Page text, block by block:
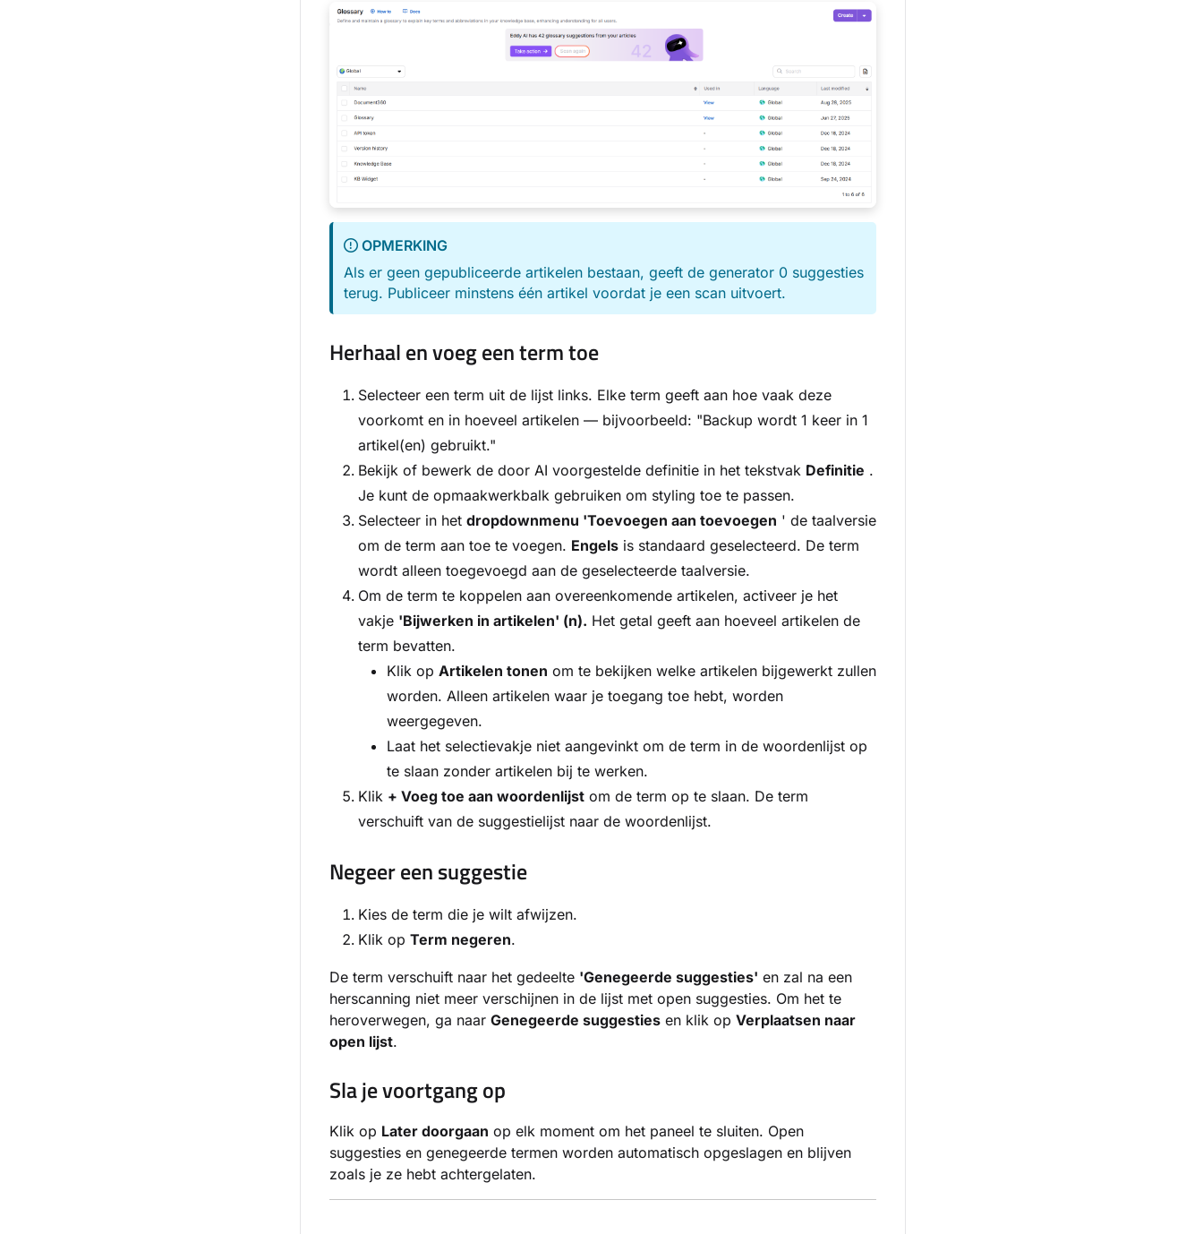
OPMERKING
Als er geen gepubliceerde artikelen bestaan, geeft de generator 0 suggesties
terug. Publiceer minstens één artikel voordat je een scan uitvoert.
Herhaal en voeg een term toe
Selecteer een term uit de lijst links. Elke term geeft aan hoe vaak deze
voorkomt en in hoeveel artikelen — bijvoorbeeld: "Backup wordt 1 keer in 1
artikel(en) gebruikt."
Bekijk of bewerk de door AI voorgestelde definitie in het tekstvak Definitie .
Je kunt de opmaakwerkbalk gebruiken om styling toe te passen.
Selecteer in het dropdownmenu 'Toevoegen aan toevoegen ' de taalversie
om de term aan toe te voegen. Engels is standaard geselecteerd. De term
wordt alleen toegevoegd aan de geselecteerde taalversie.
Om de term te koppelen aan overeenkomende artikelen, activeer je het
vakje 'Bijwerken in artikelen' (n). Het getal geeft aan hoeveel artikelen de
term bevatten.
Klik op Artikelen tonen om te bekijken welke artikelen bijgewerkt zullen
worden. Alleen artikelen waar je toegang toe hebt, worden
weergegeven.
Laat het selectievakje niet aangevinkt om de term in de woordenlijst op
te slaan zonder artikelen bij te werken.
Klik + Voeg toe aan woordenlijst om de term op te slaan. De term
verschuift van de suggestielijst naar de woordenlijst.
Negeer een suggestie
Kies de term die je wilt afwijzen.
Klik op Term negeren.
De term verschuift naar het gedeelte 'Genegeerde suggesties' en zal na een
herscanning niet meer verschijnen in de lijst met open suggesties. Om het te
heroverwegen, ga naar Genegeerde suggesties en klik op Verplaatsen naar
open lijst.
Sla je voortgang op
Klik op Later doorgaan op elk moment om het paneel te sluiten. Open
suggesties en genegeerde termen worden automatisch opgeslagen en blijven
zoals je ze hebt achtergelaten.